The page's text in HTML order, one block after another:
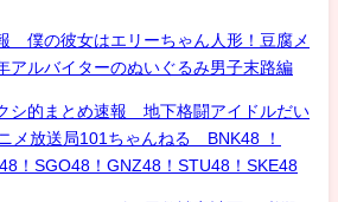
僕の彼女はエリーちゃん人形！豆腐メ
アルバイターのぬいぐるみ男子末路編
シ的まとめ速報 地下格闘アイドルだい
メ放送局101ちゃんねる BNK48 ！
！SGO48！GNZ48！STU48！SKE48